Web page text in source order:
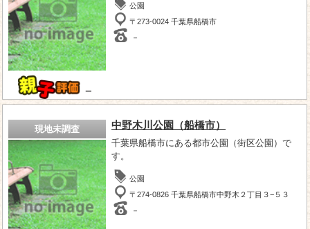
－
公園
〒273-0024 千葉県船橋市
－
現地未調査 中野木川公園（船橋市）
千葉県船橋市にある都市公園（街区公園）で
す。
公園
〒274-0826 千葉県船橋市中野木２丁目３−５３
－